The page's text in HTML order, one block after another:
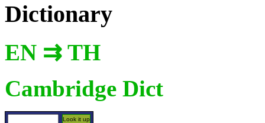
Dictionary
EN ⇉ TH
Cambridge Dict